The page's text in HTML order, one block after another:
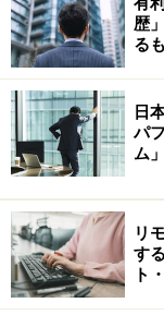
知人、友人、同
はどう思われて
よいでしょう。
■３、実績のある
１、２を満たし
が多いですが、
くなるので、ス
です。
歴
る
日
パ
ム
リ
す
ト